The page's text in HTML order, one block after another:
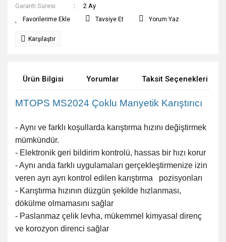
Garanti Süresi
2 Ay
Tavsiye Et Yorum Yaz
Karşılaştır
Ürün Bilgisi Yorumlar Taksit Seçenekleri
MTOPS MS2024 Çoklu Manyetik Karıştırıcı
- Aynı ve farklı koşullarda karıştırma hızını değiştirmek
mümkündür.
- Elektronik geri bildirim kontrolü, hassas bir hızı korur
- Aynı anda farklı uygulamaları gerçekleştirmenize izin
veren ayrı ayrı kontrol edilen karıştırma pozisyonları
- Karıştırma hızının düzgün şekilde hızlanması,
dökülme olmamasını sağlar
- Paslanmaz çelik levha, mükemmel kimyasal direnç
ve korozyon direnci sağlar